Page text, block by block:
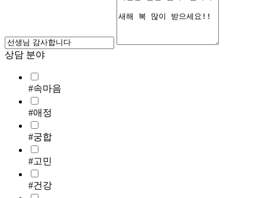
상담 분야
#속마음
#애정
#궁합
#고민
#건강